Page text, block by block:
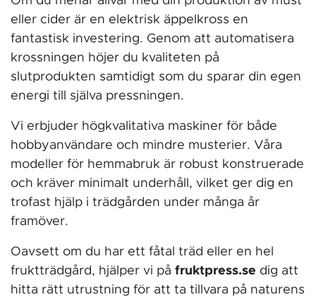
eller cider är en elektrisk äppelkross en
fantastisk investering. Genom att automatisera
krossningen höjer du kvaliteten på
slutprodukten samtidigt som du sparar din egen
energi till själva pressningen.
Vi erbjuder högkvalitativa maskiner för både
hobbyanvändare och mindre musterier. Våra
modeller för hemmabruk är robust konstruerade
och kräver minimalt underhåll, vilket ger dig en
trofast hjälp i trädgården under många år
framöver.
Oavsett om du har ett fåtal träd eller en hel
fruktträdgård, hjälper vi på fruktpress.se dig att
hitta rätt utrustning för att ta tillvara på naturens